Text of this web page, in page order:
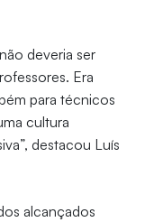
deveria ser
Era
para técnicos
cultura
destacou Luís
alcançados